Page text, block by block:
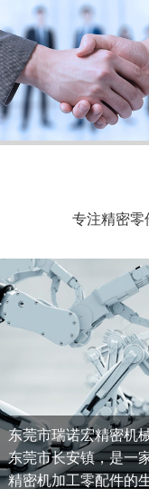
专注精密零
东莞市瑞诺宏精密机
东莞市长安镇，是一
精密机加工零配件的